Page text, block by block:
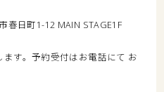
町1-12 MAIN STAGE1F
す。予約受付はお電話にて お